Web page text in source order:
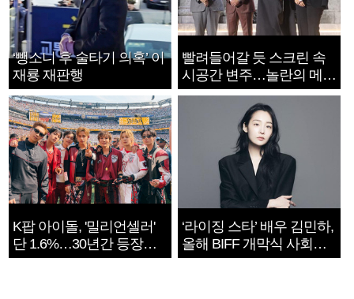
‘뺑소니 후 술타기 의혹’ 이
재룡 재판행
빨려들어갈 듯 스크린 속
시공간 변주…놀란의 메시
지는 ‘전쟁 속죄’
K팝 아이돌, '밀리언셀러'
단 1.6%…30년간 등장
1182개팀 전수조사
‘라이징 스타’ 배우 김민하,
올해 BIFF 개막식 사회자
확정